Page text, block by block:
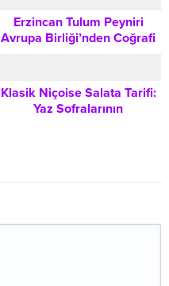
Erzincan Tulum Peyniri
Avrupa Birliği’nden Coğrafi
Klasik Niçoise Salata Tarifi:
Yaz Sofralarının